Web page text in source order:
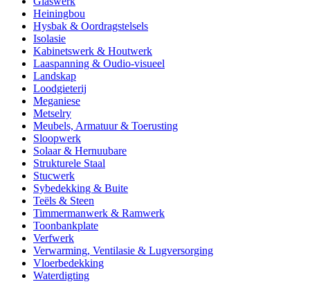
Heiningbou
Hysbak & Oordragstelsels
Isolasie
Kabinetswerk & Houtwerk
Laaspanning & Oudio-visueel
Landskap
Loodgieterij
Meganiese
Metselry
Meubels, Armatuur & Toerusting
Sloopwerk
Solaar & Hernuubare
Strukturele Staal
Stucwerk
Sybedekking & Buite
Teëls & Steen
Timmermanwerk & Ramwerk
Toonbankplate
Verfwerk
Verwarming, Ventilasie & Lugversorging
Vloerbedekking
Waterdigting